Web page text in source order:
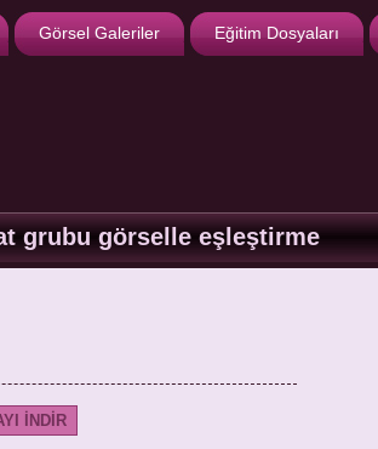
Görsel Galeriler Eğitim Dosyaları
grubu görselle eşleştirme